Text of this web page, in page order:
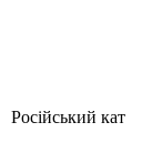
Російський кат